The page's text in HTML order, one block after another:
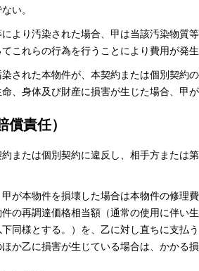
い。
より汚染された場合、甲は当該汚染物質
これらの行為を行うことにより費用が発
された本物件が、本契約または個別契約
、身体及び財産に損害が生じた場合、甲が
償責任）
または個別契約に違反し、相手方または
が本物件を損壊した場合は本物件の修理
の再調達価格相当額（通常の使用に伴い
同様とする。）を、乙に対し直ちに支払
か乙に損害が生じている場合は、かかる